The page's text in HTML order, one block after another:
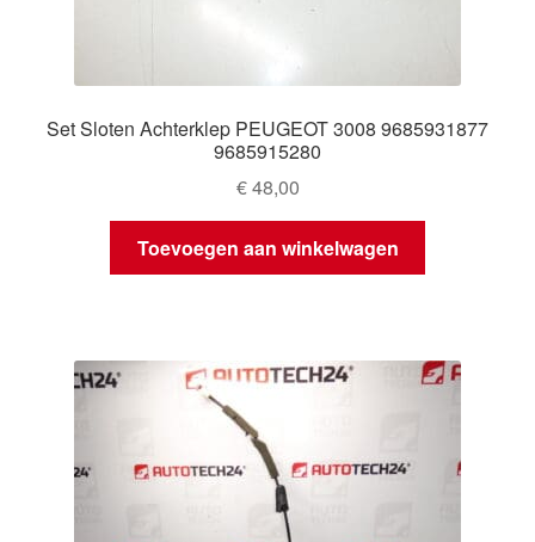
Set Sloten Achterklep PEUGEOT 3008 9685931877
9685915280
€48,00
Toevoegen aan winkelwagen